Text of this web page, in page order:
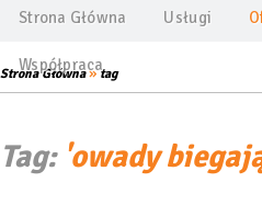
Strona Główna Usługi
Współpraca
Strona Główna »tag
Tag: 'owady